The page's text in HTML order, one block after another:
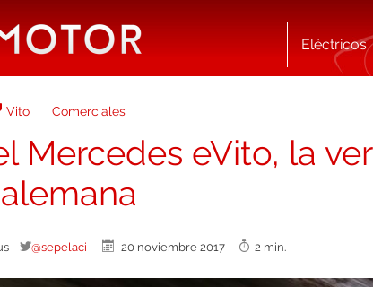
Eléctricos
Vito Comerciales
Mercedes eVito, la
@sepelaci 20 noviembre 2017 2 min.